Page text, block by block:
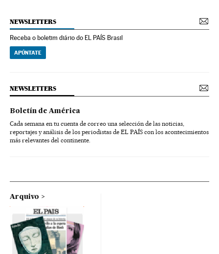
NEWSLETTERS
Receba o boletim diário do EL PAÍS Brasil
APÚNTATE
NEWSLETTERS
Boletín de América
Cada semana en tu cuenta de correo una selección de las noticias,
reportajes y análisis de los periodistas de EL PAÍS con los acontecimientos
más relevantes del continente.
Arquivo